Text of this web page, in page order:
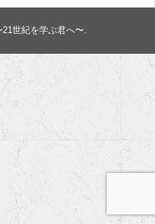
世紀を学ぶ君へ〜